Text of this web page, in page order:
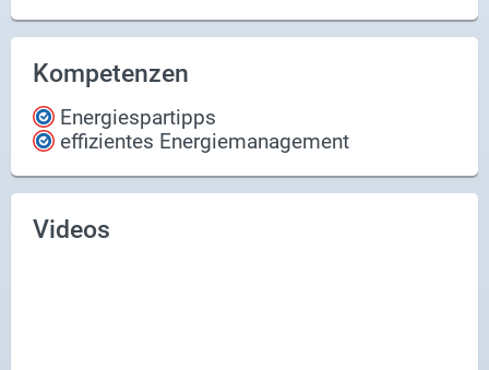
Kompetenzen
Energiespartipps
effizientes Energiemanagement
Videos